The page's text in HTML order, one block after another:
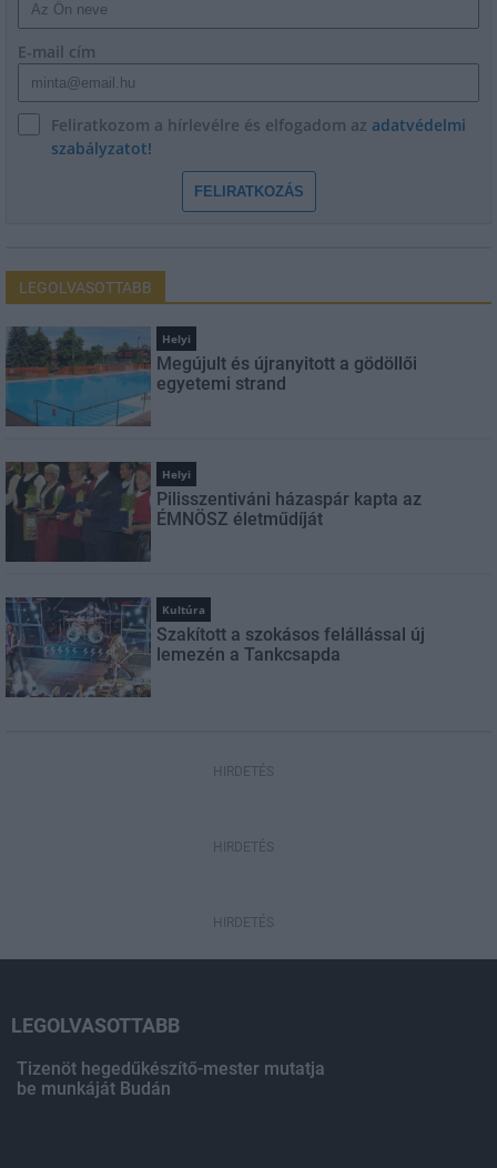
E-mail cím
Feliratkozom a hírlevélre és elfogadom az adatvédelmi
szabályzatot!
FELIRATKOZÁS
LEGOLVASOTTABB
Helyi
Megújult és újranyitott a gödöllői
egyetemi strand
Helyi
Pilisszentiváni házaspár kapta az
ÉMNÖSZ életműdíját
Kultúra
Szakított a szokásos felállással új
lemezén a Tankcsapda
HIRDETÉS
HIRDETÉS
HIRDETÉS
LEGOLVASOTTABB
Tizenöt hegedűkészítő-mester mutatja
be munkáját Budán